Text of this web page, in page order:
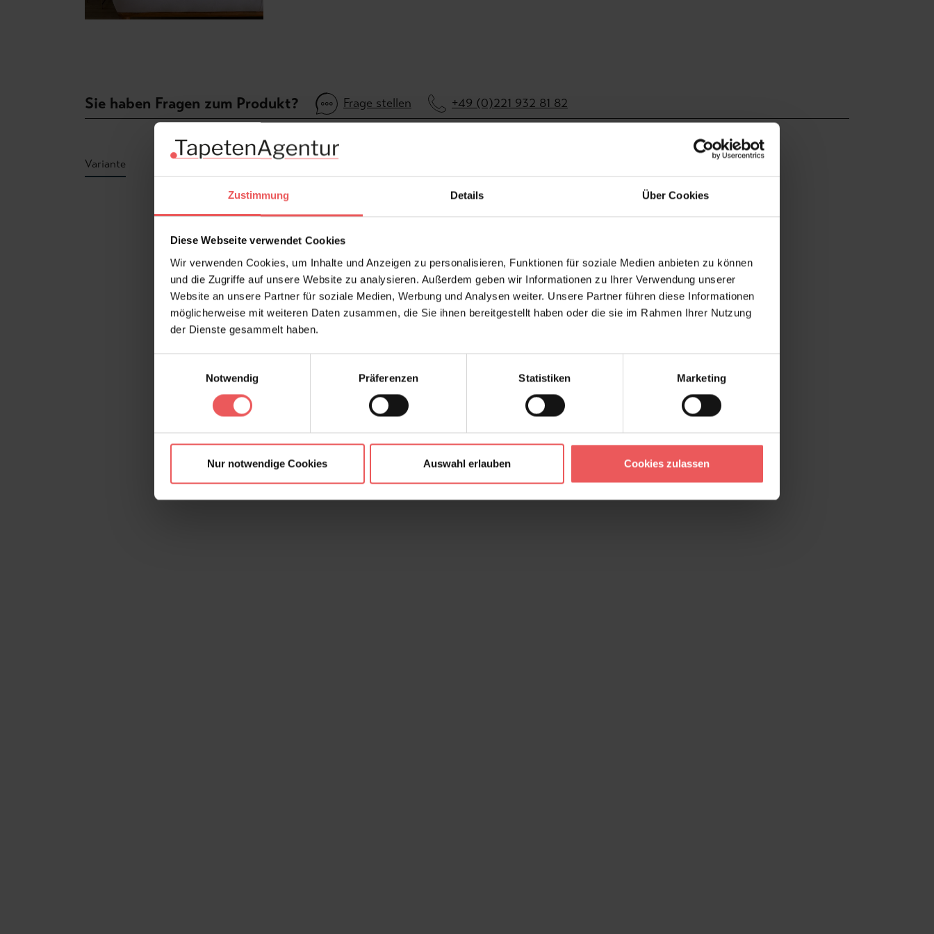
Zustimmung Details Über Cookies
Diese Webseite verwendet Cookies
Wir verwenden Cookies, um Inhalte und Anzeigen zu personalisieren, Funktionen für soziale Medien anbieten zu können
und die Zugriffe auf unsere Website zu analysieren. Außerdem geben wir Informationen zu Ihrer Verwendung unserer
Website an unsere Partner für soziale Medien, Werbung und Analysen weiter. Unsere Partner führen diese Informationen
möglicherweise mit weiteren Daten zusammen, die Sie ihnen bereitgestellt haben oder die sie im Rahmen Ihrer Nutzung
der Dienste gesammelt haben.
Notwendig
Präferenzen Statistiken Marketing
Nur notwendige Cookies Auswahl erlauben Cookies zulassen
Sie haben Fragen zum Produkt? Frage stellen +49 (0)221 932 81 82
Variante